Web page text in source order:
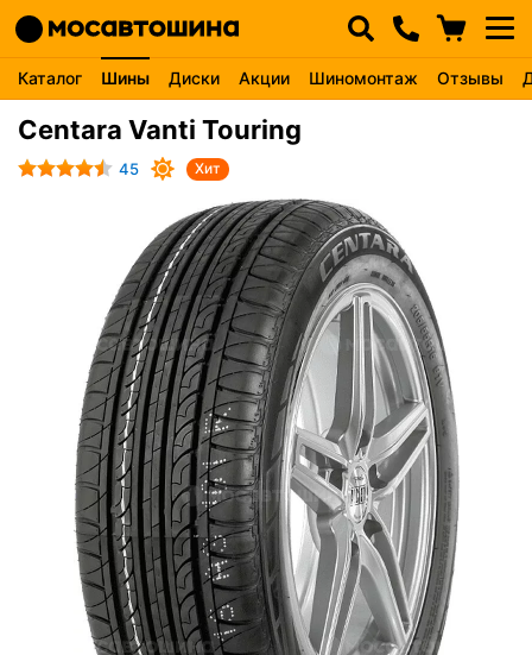
Каталог Шины Диски Акции Шиномонтаж Отзывы
Centara Vanti Touring
45 Хит